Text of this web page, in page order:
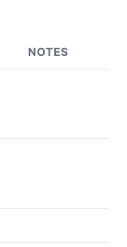
NOTES